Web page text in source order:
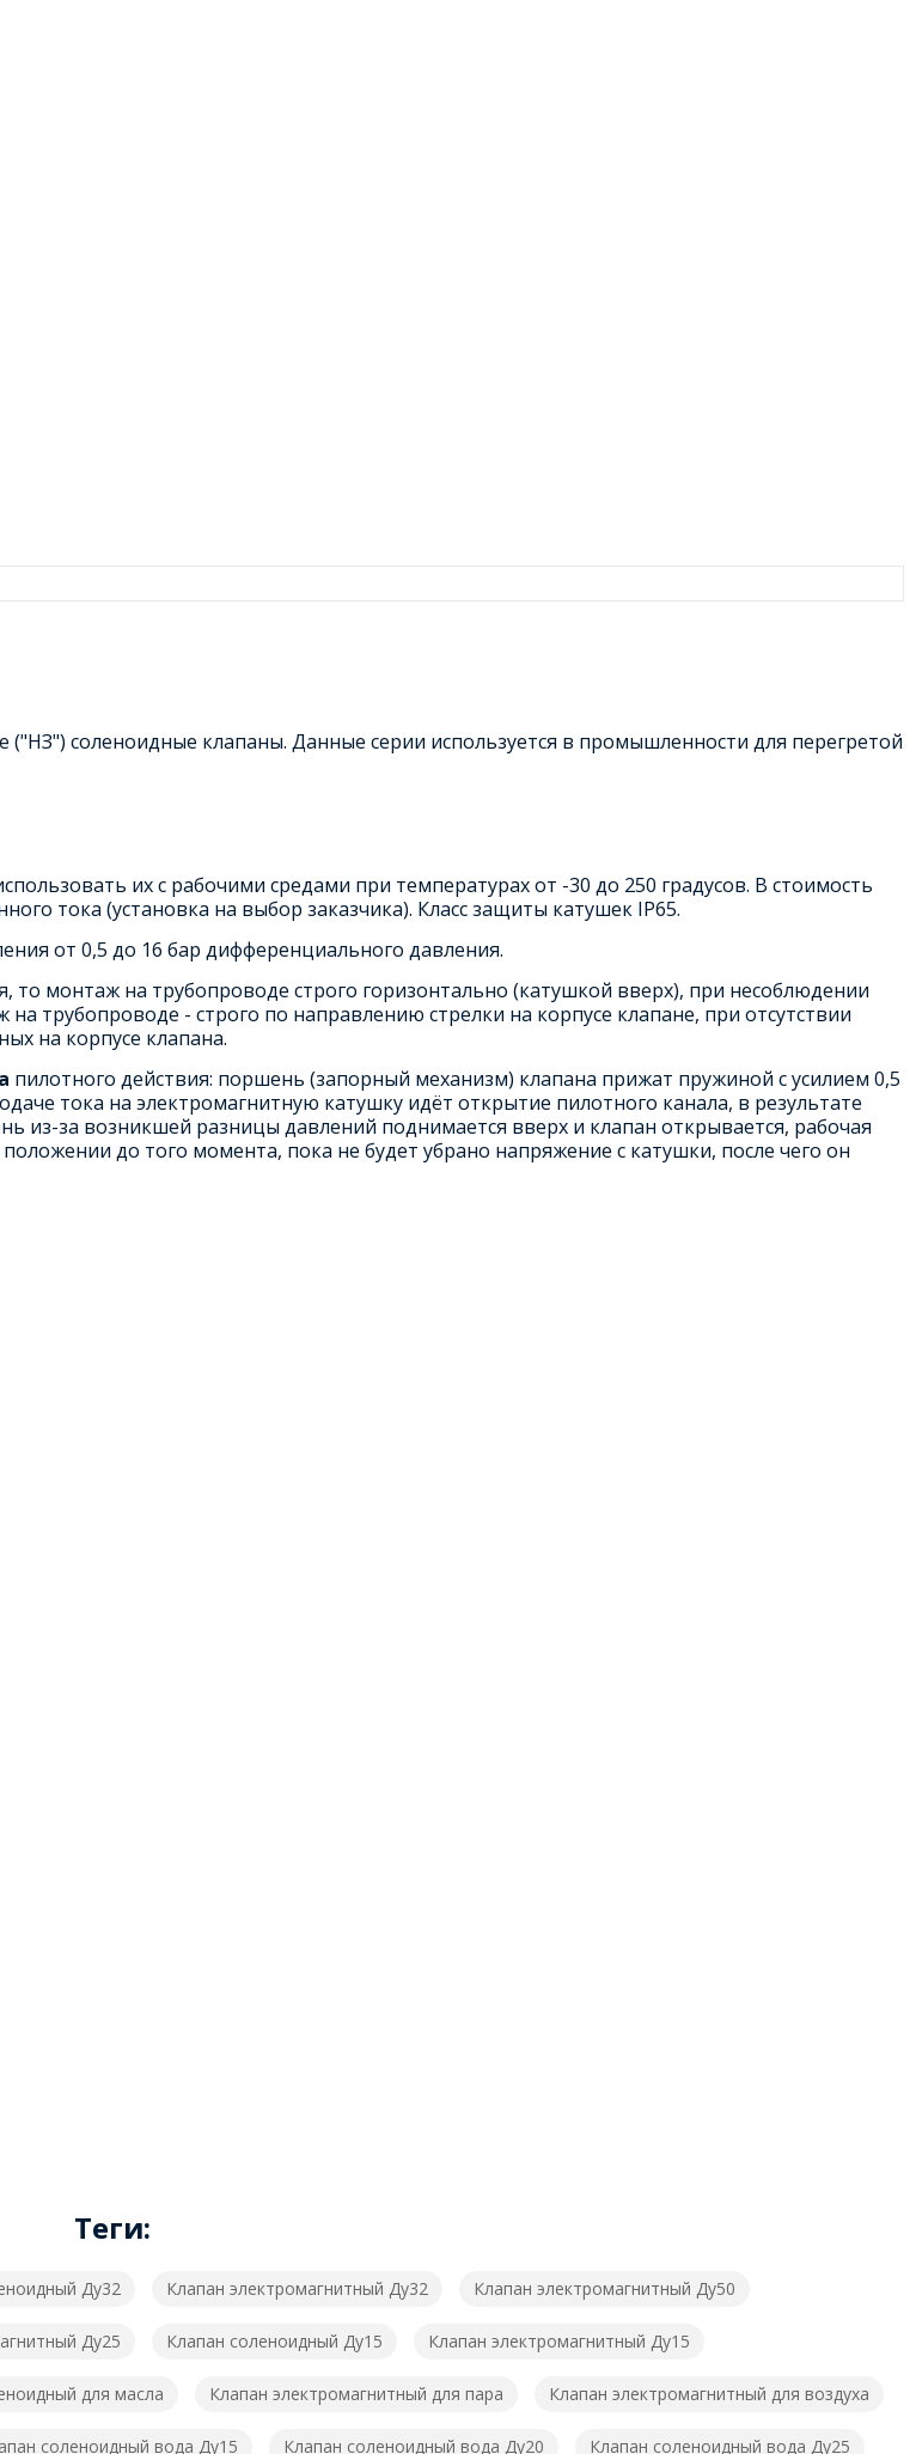
соленоидные клапаны. Данные серии используется в промышленности для перегретой
их с рабочими средами при температурах от -30 до 250 градусов. В стоимость
тока (установка на выбор заказчика). Класс защиты катушек IP65.
от 0,5 до 16 бар дифференциального давления.
монтаж на трубопроводе строго горизонтально (катушкой вверх), при несоблюдении
трубопроводе - строго по направлению стрелки на корпусе клапане, при отсутствии
на корпусе клапана.
пилотного действия: поршень (запорный механизм) клапана прижат пружиной с усилием 0,5
тока на электромагнитную катушку идёт открытие пилотного канала, в результате
из-за возникшей разницы давлений поднимается вверх и клапан открывается, рабочая
до того момента, пока не будет убрано напряжение с катушки, после чего он
Теги:
Ду32 Клапан электромагнитный Ду32 Клапан электромагнитный Ду50
Ду25 Клапан соленоидный Ду15 Клапан электромагнитный Ду15
для масла Клапан электромагнитный для пара Клапан электромагнитный для воздуха
соленоидный вода Ду15 Клапан соленоидный вода Ду20 Клапан соленоидный вода Ду25